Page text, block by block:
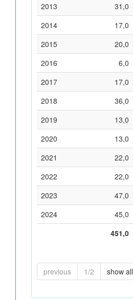
2013
31,0
2014
17,0
2015
20,0
2016
6,0
2017
17,0
2018
36,0
2019
13,0
2020
13,0
2021
22,0
2022
22,0
2023
47,0
2024
45,0
451,0
previous 1/2 show all